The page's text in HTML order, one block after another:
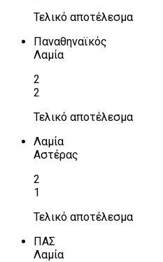
Τελικό αποτέλεσμα
Παναθηναϊκός
Λαμία
2
2
Τελικό αποτέλεσμα
Λαμία
Αστέρας
2
1
Τελικό αποτέλεσμα
ΠΑΣ
Λαμία